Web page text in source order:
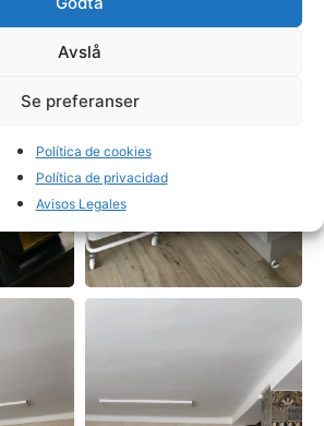
Avslå
Se preferanser
Política de cookies
Política de privacidad
Avisos Legales